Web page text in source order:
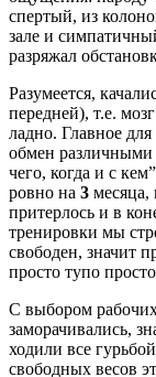
спертый, из
зале и
разряжал
Разумеется,
передней), т.е.
ладно. Главное
обмен различными
чего, когда и с
ровно на 3 месяца,
притерлось и в
тренировки мы
свободен, значит
просто тупо
С выбором
заморачивались,
ходили все
свободных весов